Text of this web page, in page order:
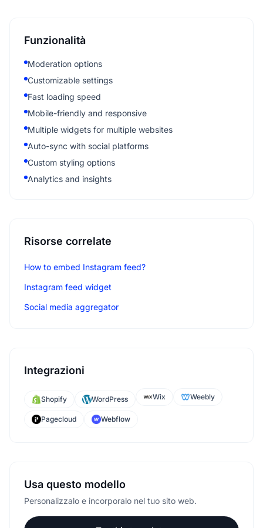
Funzionalità
Moderation options
Customizable settings
Fast loading speed
Mobile-friendly and responsive
Multiple widgets for multiple websites
Auto-sync with social platforms
Custom styling options
Analytics and insights
Risorse correlate
How to embed Instagram feed?
Instagram feed widget
Social media aggregator
Integrazioni
Shopify WordPress Wix Weebly
Pagecloud Webflow
Usa questo modello
Personalizzalo e incorporalo nel tuo sito web.